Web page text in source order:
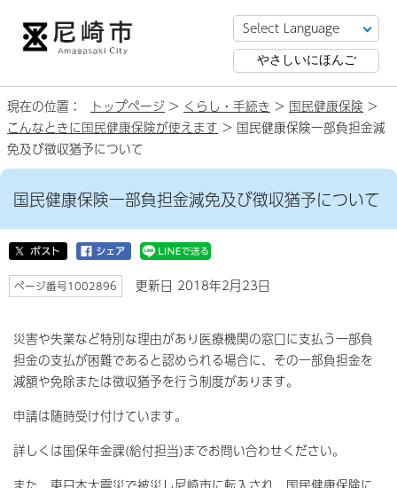
やさしいにほんご
現在の位置： トップページ > くらし・手続き > 国民健康保険 >
こんなときに国民健康保険が使えます > 国民健康保険一部負担金減
免及び徴収猶予について
国民健康保険一部負担金減免及び徴収猶予について
ページ番号1002896 更新日 2018年2月23日
災害や失業など特別な理由があり医療機関の窓口に支払う一部負
担金の支払が困難であると認められる場合に、その一部負担金を
減額や免除または徴収猶予を行う制度があります。
申請は随時受け付けています。
詳しくは国保年金課(給付担当)までお問い合わせください。